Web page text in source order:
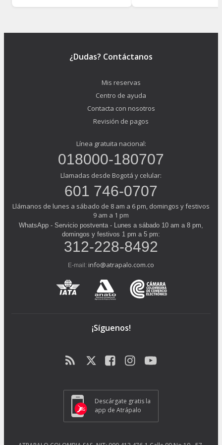
¿Dudas? Contáctanos
Mis reservas
Centro de ayuda
Contacta con nosotros
Revisión de pagos
Línea gratuita nacional:
018000-180707
Llamadas desde Bogotá y celular:
601 746-0707
Llámanos de lunes a sábado de 8 am a 6 pm, domingos y festivos
9 am a 1 pm
WhatsApp - Servicio postventa - Lunes a sábado 10 am a 8 pm,
domingos y festivos 1 pm a 5 pm:
312-228-8492
E-mail: info@atrapalo.com.co
¡Síguenos!
Descárgate gratis la
app de Atrápalo